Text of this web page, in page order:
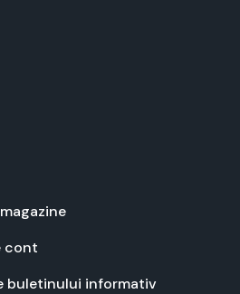
cont
bulet­inu­lui infor­ma­tiv